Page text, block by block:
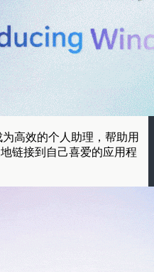
高效的个人助理，帮助用
链接到自己喜爱的应用程